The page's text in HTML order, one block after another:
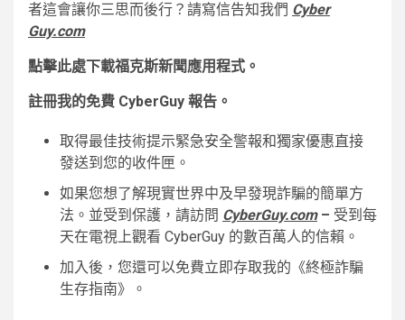
者這會讓你三思而後行？請寫信告知我們 Cyber​​
Guy.com
點擊此處下載福克斯新聞應用程式。
註冊我的免費 Cyber​​Guy 報告。
取得最佳技術提示緊急安全警報和獨家優惠直接
發送到您的收件匣。
如果您想了解現實世界中及早發現詐騙的簡單方
法。並受到保護，請訪問 Cyber​​Guy.com – 受到每
天在電視上觀看 Cyber​​Guy 的數百萬人的信賴。
加入後，您還可以免費立即存取我的《終極詐騙
生存指南》。